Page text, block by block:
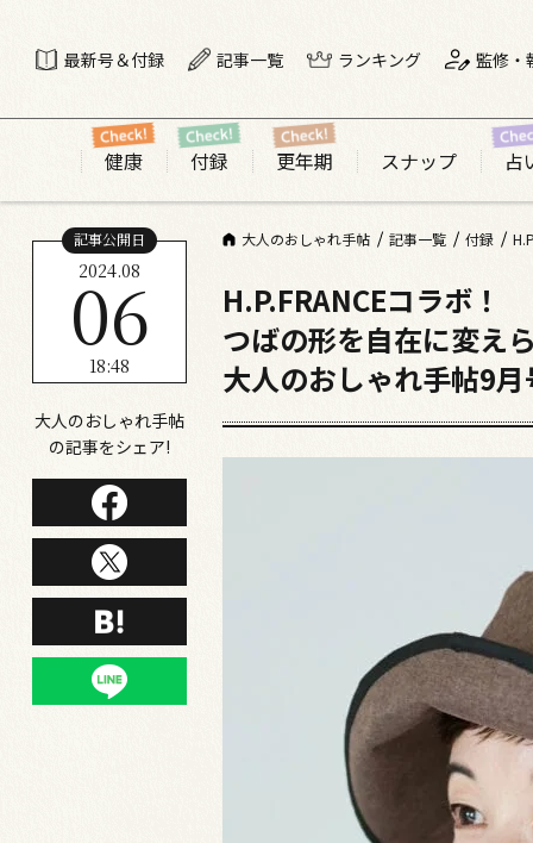
最新号＆付録 記事一覧 ランキング 監修・
健康 付録 更年期 スナップ 占
記事公開日
2024.08
06
18:48
大人のおしゃれ手帖
の記事をシェア!
大人のおしゃれ手帖 記事一覧 付録
H.P.FRANCEコラボ！
つばの形を自在に変え
大人のおしゃれ手帖9